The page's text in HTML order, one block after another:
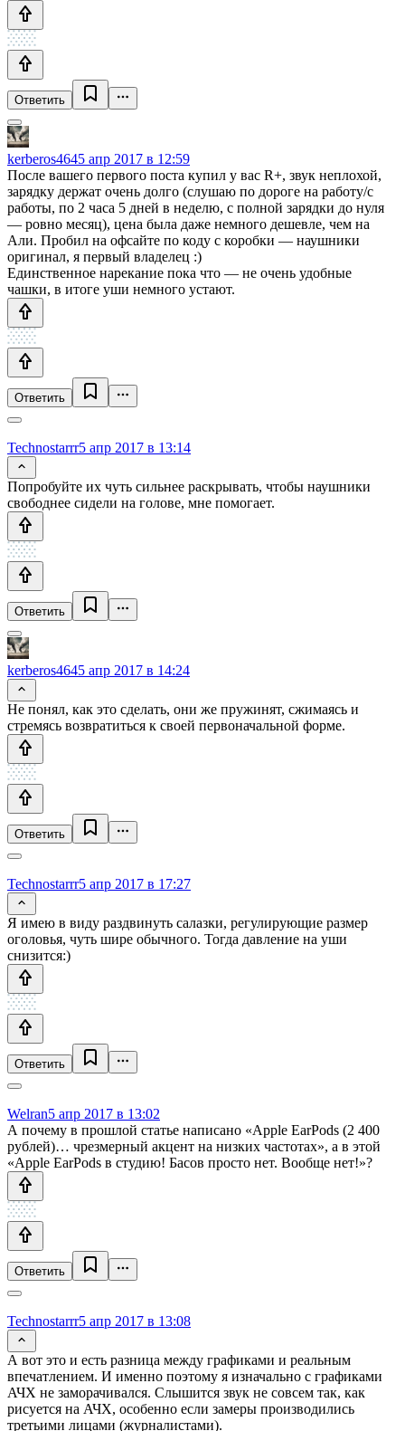
Ответить
kerberos4645 апр 2017 в 12:59
После вашего первого поста купил у вас R+, звук неплохой,
зарядку держат очень долго (слушаю по дороге на работу/с
работы, по 2 часа 5 дней в неделю, с полной зарядки до нуля
— ровно месяц), цена была даже немного дешевле, чем на
Али. Пробил на офсайте по коду с коробки — наушники
оригинал, я первый владелец :)
Единственное нарекание пока что — не очень удобные
чашки, в итоге уши немного устают.
Ответить
Technostarrr5 апр 2017 в 13:14
Попробуйте их чуть сильнее раскрывать, чтобы наушники
свободнее сидели на голове, мне помогает.
Ответить
kerberos4645 апр 2017 в 14:24
Не понял, как это сделать, они же пружинят, сжимаясь и
стремясь возвратиться к своей первоначальной форме.
Ответить
Technostarrr5 апр 2017 в 17:27
Я имею в виду раздвинуть салазки, регулирующие размер
оголовья, чуть шире обычного. Тогда давление на уши
снизится:)
Ответить
Welran5 апр 2017 в 13:02
А почему в прошлой статье написано «Apple EarPods (2 400
рублей)… чрезмерный акцент на низких частотах», а в этой
«Apple EarPods в студию! Басов просто нет. Вообще нет!»?
Ответить
Technostarrr5 апр 2017 в 13:08
А вот это и есть разница между графиками и реальным
впечатлением. И именно поэтому я изначально с графиками
АЧХ не заморачивался. Слышится звук не совсем так, как
рисуется на АЧХ, особенно если замеры производились
третьими лицами (журналистами).